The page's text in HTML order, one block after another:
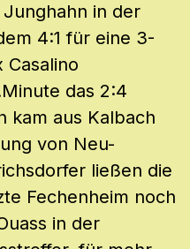
in der
4:1 für eine 3-
Casalino
das 2:4
kam aus Kalbach
von Neu-
ließen die
Fechenheim noch
in der